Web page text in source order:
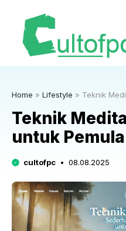
Home » Lifestyle » Teknik
Teknik
untuk Pemula
cultofpc 08.08.2025